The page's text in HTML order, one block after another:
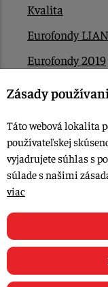
Kvalita
Eurofondy
Eurofondy 2019
Eurofondy
Kontakt
© 2015-2026, LIANA
Upraviť nastavenia
Zásady
Táto webová lokalita
používateľskej
vyjadrujete súhlas s
súlade s našimi
viac